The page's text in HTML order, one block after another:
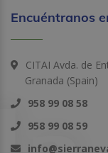
Encuéntranos
CITAI Avda. de
Granada (Spain)
958 99 08 58
958 99 08 59